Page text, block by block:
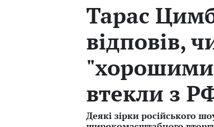
Тарас
відповів,
втекли з
Деякі зірки російського